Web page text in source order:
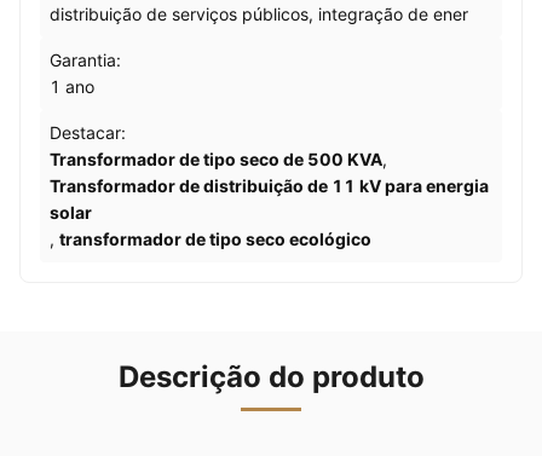
distribuição de serviços públicos, integração de ener
Garantia:
1 ano
Destacar:
Transformador de tipo seco de 500 KVA,
Transformador de distribuição de 11 kV para energia
solar
, transformador de tipo seco ecológico
Descrição do produto